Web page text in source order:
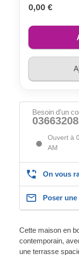
0,00 €
Besoin d'un
Ouvert à
AM
On vous
Poser
Cette maison en
contemporain,
une terrasse